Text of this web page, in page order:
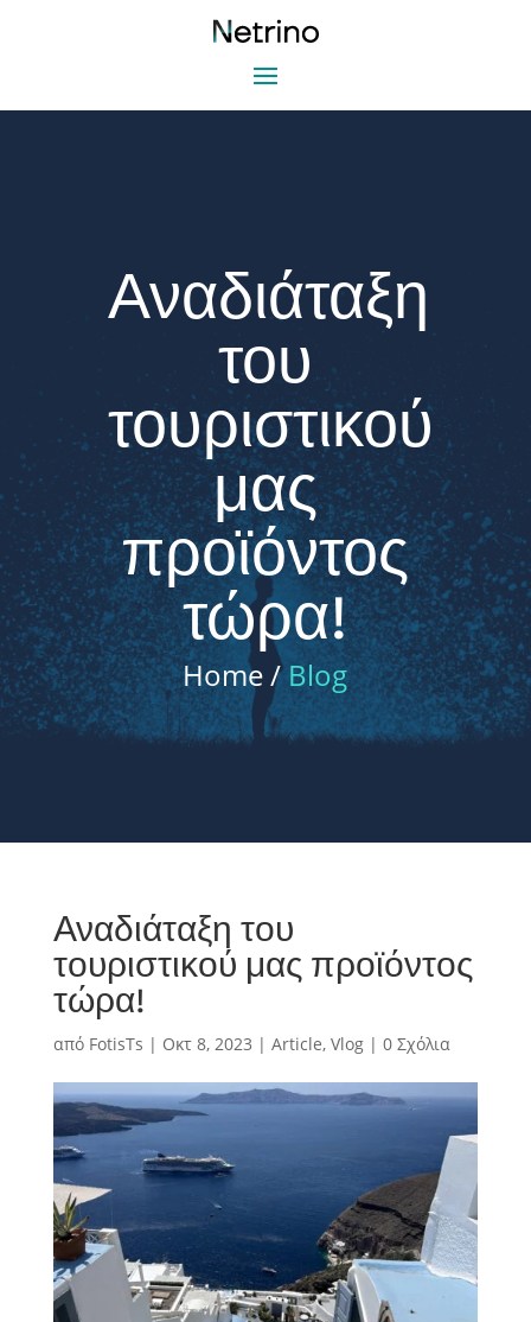
Αναδιάταξη
του
τουριστικού
μας
προϊόντος
τώρα!
Home /Blog
Αναδιάταξη του
τουριστικού μας προϊόντος
τώρα!
από FotisTs | Οκτ 8, 2023 | Article, Vlog| 0 Σχόλια